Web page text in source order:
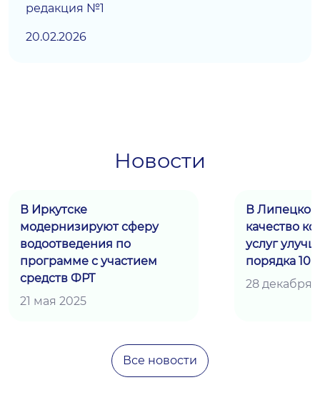
редакция №1
20.02.2026
Новости
В Иркутске
модернизируют сферу
водоотведения по
программе с участием
средств ФРТ
21 мая 2025
В Липецкой
качество
услуг
порядка 10
28 декабря
Все новости